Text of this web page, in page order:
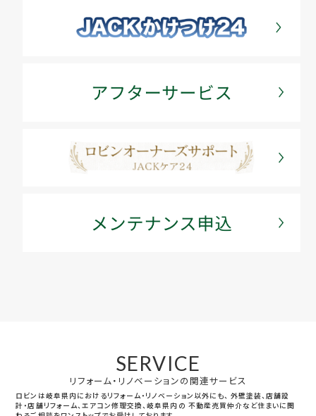
SERVICE
リフォーム・リノベーションの関連サービス
ロビンは岐阜県内におけるリフォーム・リノベーション以外にも、 外壁塗装、店舗設
計・店舗リフォーム、エアコン修理交換、岐阜県内の 不動産売買仲介など住まいに関